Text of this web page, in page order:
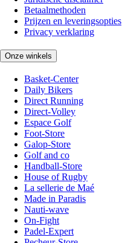
Betaalmethoden
Prijzen en leveringsopties
Privacy verklaring
Onze winkels
Basket-Center
Daily Bikers
Direct Running
Direct-Volley
Espace Golf
Foot-Store
Galop-Store
Golf and co
Handball-Store
House of Rugby
La sellerie de Maé
Made in Paradis
Nauti-wave
On-Fight
Padel-Expert